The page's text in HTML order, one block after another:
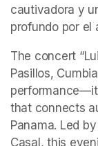
cautivadora y
profundo por el
The concert
Pasillos,
performance—it
that connects
Panama. Led
Casal, this